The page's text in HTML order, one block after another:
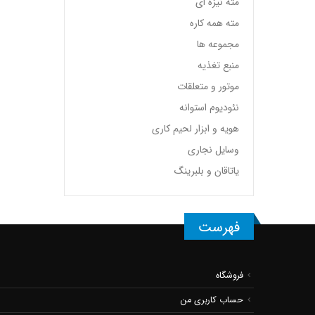
مته همه کاره
مجموعه ها
منبع تغذیه
موتور و متعلقات
نئودیوم استوانه
هویه و ابزار لحیم کاری
وسایل نجاری
یاتاقان و بلبرینگ
فهرست
فروشگاه
حساب کاربری من